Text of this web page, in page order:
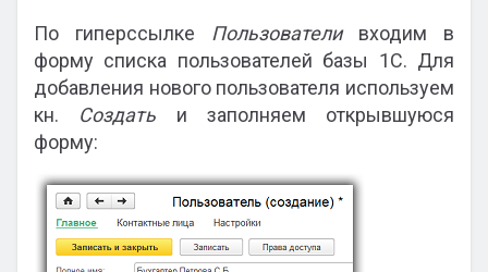
По гиперссылке Пользователивходим в
форму списка пользователей базы 1С. Для
добавления нового пользователя используем
кн. Создать и заполняем открывшуюся
форму: